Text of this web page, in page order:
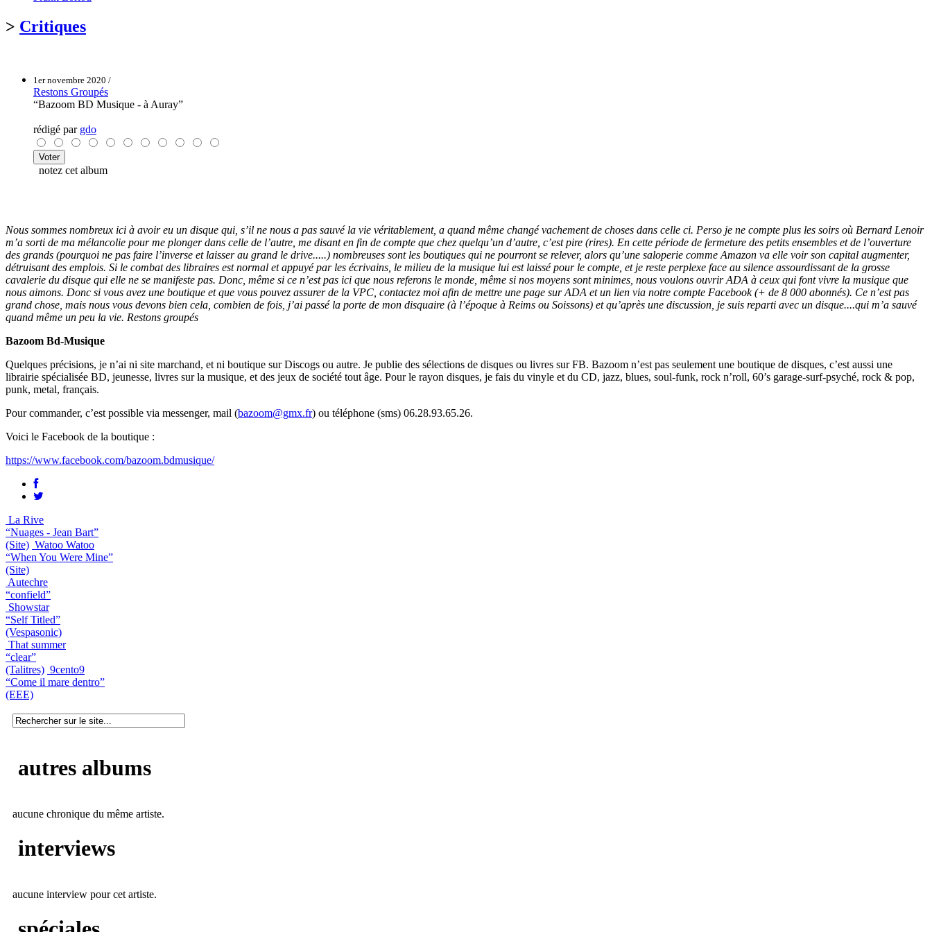
> Critiques
1er novembre 2020 /
Restons Groupés
“Bazoom BD Musique - à Auray”
rédigé par gdo
notez cet album
Nous sommes nombreux ici à avoir eu un disque qui, s’il ne nous a pas sauvé la vie véritablement, a quand même changé vachement de choses dans celle ci. Perso je ne compte plus les soirs où Bernard Lenoir
m’a sorti de ma mélancolie pour me plonger dans celle de l’autre, me disant en fin de compte que chez quelqu’un d’autre, c’est pire (rires). En cette période de fermeture des petits ensembles et de l’ouverture
des grands (pourquoi ne pas faire l’inverse et laisser au grand le drive.....) nombreuses sont les boutiques qui ne pourront se relever, alors qu’une saloperie comme Amazon va elle voir son capital augmenter,
détruisant des emplois. Si le combat des libraires est normal et appuyé par les écrivains, le milieu de la musique lui est laissé pour le compte, et je reste perplexe face au silence assourdissant de la grosse
cavalerie du disque qui elle ne se manifeste pas. Donc, même si ce n’est pas ici que nous referons le monde, même si nos moyens sont minimes, nous voulons ouvrir ADA à ceux qui font vivre la musique que
nous aimons. Donc si vous avez une boutique et que vous pouvez assurer de la VPC, contactez moi afin de mettre une page sur ADA et un lien via notre compte Facebook (+ de 8 000 abonnés). Ce n’est pas
grand chose, mais nous vous devons bien cela, combien de fois, j’ai passé la porte de mon disquaire (à l’époque à Reims ou Soissons) et qu’après une discussion, je suis reparti avec un disque....qui m’a sauvé
quand même un peu la vie. Restons groupés
Bazoom Bd-Musique
Quelques précisions, je n’ai ni site marchand, et ni boutique sur Discogs ou autre. Je publie des sélections de disques ou livres sur FB. Bazoom n’est pas seulement une boutique de disques, c’est aussi une
librairie spécialisée BD, jeunesse, livres sur la musique, et des jeux de société tout âge. Pour le rayon disques, je fais du vinyle et du CD, jazz, blues, soul-funk, rock n’roll, 60’s garage-surf-psyché, rock & pop,
punk, metal, français.
Pour commander, c’est possible via messenger, mail (bazoom@gmx.fr) ou téléphone (sms) 06.28.93.65.26.
Voici le Facebook de la boutique :
https://www.facebook.com/bazoom.bdmusique/
La Rive
“Nuages - Jean Bart”
(Site) Watoo Watoo
“When You Were Mine”
(Site)
Autechre
“confield”
Showstar
“Self Titled”
(Vespasonic)
That summer
“clear”
(Talitres) 9cento9
“Come il mare dentro”
(EEE)
autres albums
aucune chronique du même artiste.
interviews
aucune interview pour cet artiste.